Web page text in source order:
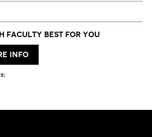
Faculty best for you
info